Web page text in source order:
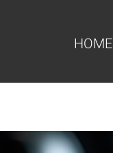
HOME